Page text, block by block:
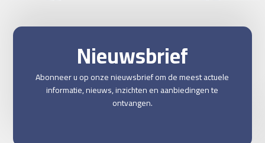
Kitchen
Leo uteu ullamcorper
Nieuwsbrief
Abonneer u op onze nieuwsbrief om de meest actuele
informatie, nieuws, inzichten en aanbiedingen te
ontvangen.